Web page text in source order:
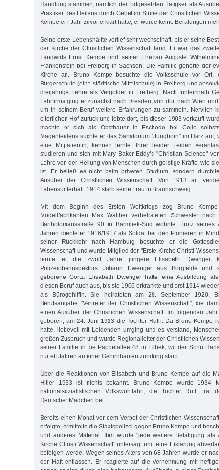
Handlung stammen, nämlich der fortgesetzten Tätigkeit als
Praktiker des Heilens durch Gebet im Sinne der Christlichen
Kempe ein Jahr zuvor erklärt hatte, er würde keine Beratungen
Seine erste Lebenshälfte verlief sehr wechselhaft, bis er seine
der Kirche der Christlichen Wissenschaft fand. Er war das
Landwirts Ernst Kempe und seiner Ehefrau Auguste
Frankenstein bei Freiberg in Sachsen. Die Familie gehörte der
Kirche an. Bruno Kempe besuchte die Volksschule vor Ort,
Bürgerschule (eine städtische Mittelschule) in Freiberg und
dreijährige Lehre als Vergolder in Freiberg. Nach fünfeinhalb
Lehrfirma ging er zunächst nach Dresden, von dort nach Wien
um in seinem Beruf weitere Erfahrungen zu sammeln. Nervlich
elterlichen Hof zurück und lebte dort, bis dieser 1903 verkauft
machte er sich als Obstbauer in Eschede bei Celle
Magenleidens suchte er das Sanatorium "Jungborn" im Harz auf,
eine Mitpatientin, kennen lernte. Ihrer beider Leiden
studieren und sich mit Mary Baker Eddy’s "Christian Science"
Lehre von der Heilung von Menschen durch geistige Kräfte, wie
ist. Er beließ es nicht beim privaten Studium, sondern
Ausüber der Christlichen Wissenschaft. Von 1913 an
Lebensunterhalt. 1914 starb seine Frau in Braunschweig.
Mit dem Beginn des Ersten Weltkriegs zog Bruno
Modellfabrikanten Max Walther verheirateten Schwester
Bartholomäusstraße 90 in Barmbek-Süd wohnte. Trotz
Jahren diente er 1916/1917 als Soldat bei den Pionieren in
seiner Rückkehr nach Hamburg besuchte er die
Wissenschaft und wurde Mitglied der "Erste Kirche Christi
lernte er die zwölf Jahre jüngere Elisabeth Dwenger
Polizeioberinspektors Johann Dwenger aus Borgfelde und
geborene Görtz. Elisabeth Dwenger hatte eine Ausbildung
diesen Beruf auch aus, bis sie 1906 erkrankte und erst 1914
als Bürogehilfin. Sie heirateten am 28. September 1920,
Berufsangabe "Vertreter der Christlichen Wissenschaft", die
einen Ausüber der Christlichen Wissenschaft. Im folgenden
geboren, am 24. Juni 1923 die Tochter Ruth. Da Bruno Kempe
hatte, liebevoll mit Leidenden umging und es verstand,
großen Zuspruch und wurde Regionalleiter der Christlichen
seiner Familie in die Pappelallee 48 in Eilbek, wo der Sohn
nur elf Jahren an einer Gehirnhautentzündung starb.
Über die Reaktionen von Elisabeth und Bruno Kempe auf die
Hitler 1933 ist nichts bekannt. Bruno Kempe wurde 1934
nationalsozialistischen Volkswohlfahrt, die Tochter Ruth trat
Deutscher Mädchen bei.
Bereits einen Monat vor dem Verbot der Christlichen
erfolgte, ermittelte die Staatspolizei gegen Bruno Kempe und
und anderes Material. Ihm wurde "jede weitere Betätigung als
Kirche Christi Wissenschaft" untersagt und eine Erklärung
befolgen werde. Wegen seines Alters von 68 Jah­ren wurde er
der Haft entlassen. Er reagierte auf die Vernehmung mit